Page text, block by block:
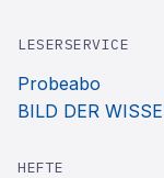
LESERSERVICE
Probeabo
BILD DER
HEFTE